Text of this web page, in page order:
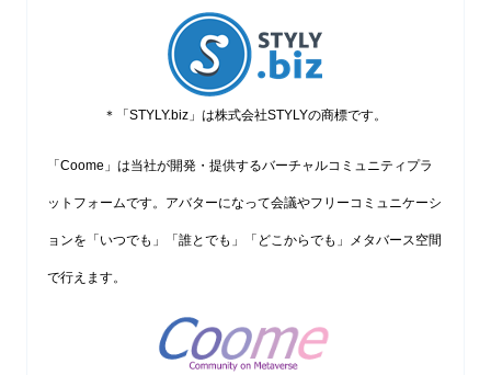
＊「STYLY.biz」は株式会社STYLYの商標です。
「Coome」は当社が開発・提供するバーチャルコミュニティプラ
ットフォームです。アバターになって会議やフリーコミュニケーシ
ョンを「いつでも」「誰とでも」「どこからでも」メタバース空間
で行えます。